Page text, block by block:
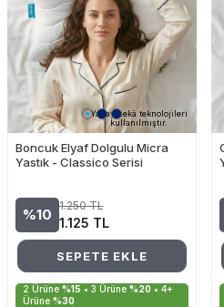
Yapay zekâ teknolojileri
kullanılmıştır.
Boncuk Elyaf Dolgulu Micra
Yastık - Classico Serisi
%10
1.250TL
1.125 TL
SEPETE EKLE
2 Ürüne %15 • 3 Ürüne %20 • 4+
Ürüne %30